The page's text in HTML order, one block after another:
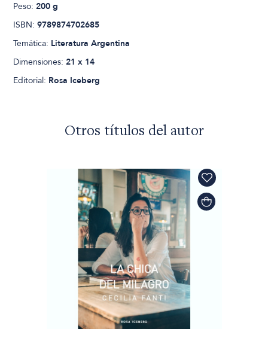
Peso:200 g
ISBN:9789874702685
Temática: Literatura Argentina
Dimensiones:21 x 14
Editorial: Rosa Iceberg
Otros títulos del autor